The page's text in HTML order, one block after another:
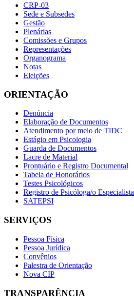
CRP-03
Sede e Subsedes
Gestão
Plenárias
Comissões e Grupos
Representações
Organograma
Notas
Eleições
ORIENTAÇÃO
Denúncia
Elaboração de Documentos
Atendimento por meio de TIDC
Estágio em Psicologia
Guarda de Documentos
Lacre de Material
Prontuário e Registro Documental
Tabela de Honorários
Testes Psicológicos
Registro de Psicóloga/o Especialista
SATEPSI
SERVIÇOS
Pessoa Física
Pessoa Jurídica
Convênios
Palestra de Orientação
Nova CIP
TRANSPARÊNCIA